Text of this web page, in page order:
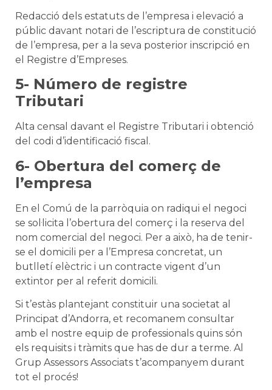
Redacció dels estatuts de l’empresa i elevació a
públic davant notari de l’escriptura de constitució
de l’empresa, per a la seva posterior inscripció en
el Registre d’Empreses.
5- Número de registre
Tributari
Alta censal davant el Registre Tributari i obtenció
del codi d’identificació fiscal.
6- Obertura del comerç de
l’empresa
En el Comú de la parròquia on radiqui el negoci
se sol·licita l’obertura del comerç i la reserva del
nom comercial del negoci. Per a això, ha de tenir-
se el domicili per a l’Empresa concretat, un
butlletí elèctric i un contracte vigent d’un
extintor per al referit domicili.
Si t’estàs plantejant constituir una societat al
Principat d’Andorra, et recomanem consultar
amb el nostre equip de professionals quins són
els requisits i tràmits que has de dur a terme. Al
Grup Assessors Associats t’acompanyem durant
tot el procés!